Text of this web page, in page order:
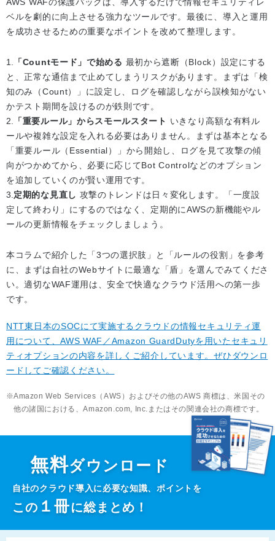
ベルを劇的に向上させる強力なツールです。最後に、導入と運用
を成功させるための重要なポイントを改めて整理します。
「Countモード」で始める 最初から遮断（Block）設定にする
と、正常な通信まで止めてしまうリスクがあります。まずは「検
知のみ（Count）」に設定し、ログを確認しながら誤検知がない
かテスト期間を設けるのが鉄則です。
「重要ルール」からスモールスタート いきなり高額な有料ル
ールや複雑な設定を入れる必要はありません。まずは基本となる
「重要ルール（Essential）」から開始し、ログを見て攻撃の傾
向がつかめてから、必要に応じてBot Controlなどのオプション
を追加していくのが賢い運用です。
定期的な見直し 攻撃のトレンドは日々変化します。「一度設
定して終わり」にするのではなく、定期的にAWSの新機能やル
ールの更新情報をチェックしましょう。
本コラムで紹介した「3つの選択肢」と「ルールの役割」を参考
に、まずは自社のWebサイトに最適な「盾」を選んでみてくださ
い。適切なWAF運用は、安全で快適なクラウド活用への第一歩
です。
NTT東日本のSOCにて実施するクラウドの情報セキュリティ運
用について、AWS WAF／Amazon GuardDutyを用いたセキュリ
ティオプションの内容を詳しくご紹介しています。ぜひダウンロ
ードしてご確認ください。
Amazon Web Services（AWS）およびその他のAWS 商標は、米国その
他の諸国における、Amazon.com, Inc.またはその関連会社の商標です。
無料ダウンロード
自社のクラウド導入に必要な知識、ポイントを
この １冊に総まとめ！